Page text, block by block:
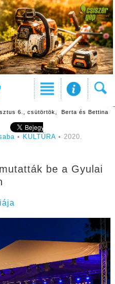
6., csütörtök, Berta és Bettina
• KULTÚRA• 2020.
be a Gyulai